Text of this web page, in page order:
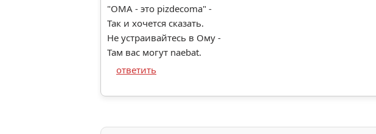
"ОМА - это pizdecoma" -
Так и хочется сказать.
Не устраивайтесь в Ому -
Там вас могут naebat.
ответить